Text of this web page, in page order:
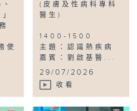
使
(皮膚及性病科專科
醫生)
1400-1500
主題：認識熱疾病
嘉賓：劉啟基醫...
29/07/2026
收看